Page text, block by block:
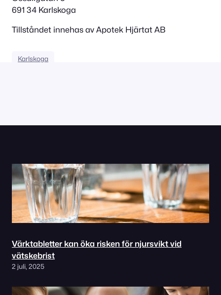
691 34 Karlskoga
Tillståndet innehas av Apotek Hjärtat AB
Karlskoga
Värktabletter kan öka risken för njursvikt vid
vätskebrist
2 juli, 2025